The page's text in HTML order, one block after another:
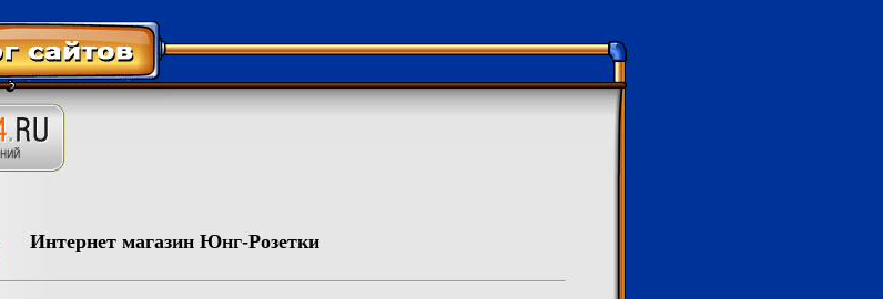
Интернет магазин Юнг-Розетки